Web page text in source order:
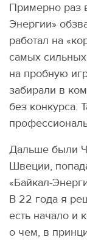
Примерно раз
Энергии»
работал на
самых
на пробную
забирали в
без конкурса.
Дальше были
Швеции,
«Байкал-
В 22 года я
есть начало и
о чем, в